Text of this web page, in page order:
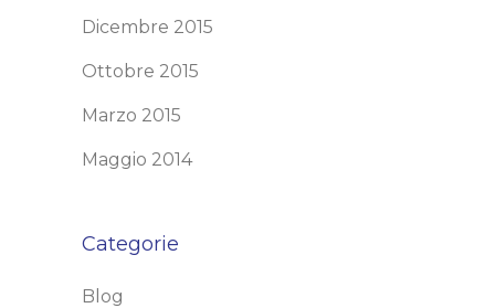
Dicembre 2015
Ottobre 2015
Marzo 2015
Maggio 2014
Categorie
Blog